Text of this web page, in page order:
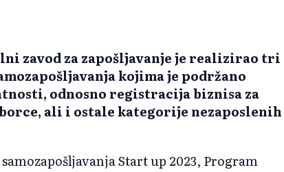
zavod za zapošljavanje je realizirao tri
kojima je podržano
odnosno registracija biznisa za
ali i ostale kategorije nezaposlenih
Start up 2023, Program